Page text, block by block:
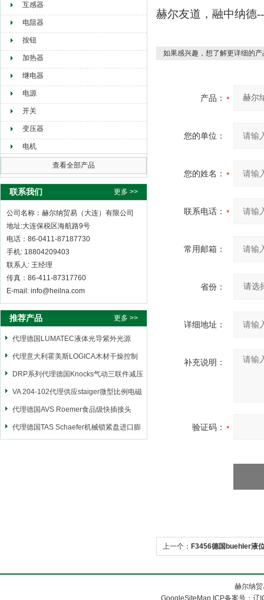
互感器
电阻器
按钮
加热器
继电器
电源
开关
变压器
电机
查看全部产品
联系我们 更多 >>
公司名称：赫尔纳贸易（大连）有限公司
地址:大连保税区海航路9号
电话：86-0411-87187730
手机: 18804209403
联系人: 王经理
传真：86-411-87317760
E-mail: info@heilna.com
推荐产品 更多 >>
代理德国LUMATEC液体光导紫外光源
代理意大利霍美斯LOGICA木材干燥控制
仪
DRP系列代理德国Knocks气动三联件减压
阀
VA 204-102代理供应staiger微型比例电磁
阀
代理德国AVS Roemer食品级快插接头
代理德国TAS Schaefer机械锁紧盘进口膨
赫尔友道，融中纳德
如果感兴趣，想了解更详细的
产品：
您的单位：
您的姓名：
联系电话：
常用邮箱：
省份：
详细地址：
补充说明：
验证码：
上一个： F3456德国buehler液
赫尔纳
GoogleSiteMap ICP备案号：辽